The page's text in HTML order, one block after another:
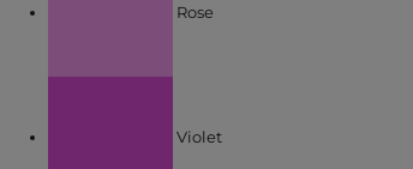
Rose
Violet